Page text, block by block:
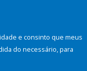
e consinto que meus
do necessário, para